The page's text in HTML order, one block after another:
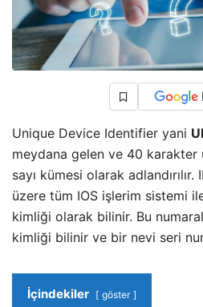
Unique Device Identifier yani
meydana gelen ve 40 karakter
sayı kümesi olarak
üzere tüm IOS işlerim sistemi
kimliği olarak bilinir. Bu
kimliği bilinir ve bir nevi seri
İçindekiler göster